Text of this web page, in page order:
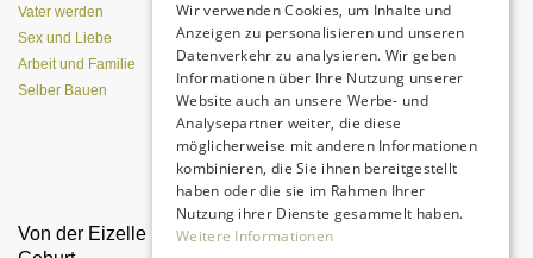
Vater werden
Sex und Liebe
Arbeit und Familie
Selber Bauen
Da sind Kinder mit Begeisterung
dabei.
Von der Eizelle bis zur
"Appetit auf Bewegung
Wir verwenden Cookies, um Inhalte und
Anzeigen zu personalisieren und unseren
Datenverkehr zu analysieren. Wir geben
Informationen über Ihre Nutzung unserer
Website auch an unsere Werbe- und
Analysepartner weiter, die diese
möglicherweise mit anderen Informationen
kombinieren, die Sie ihnen bereitgestellt
haben oder die sie im Rahmen Ihrer
Nutzung ihrer Dienste gesammelt haben.
Weitere Informationen